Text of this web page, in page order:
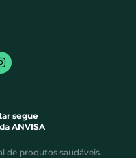
segue
ANVISA
de produtos saudáveis.